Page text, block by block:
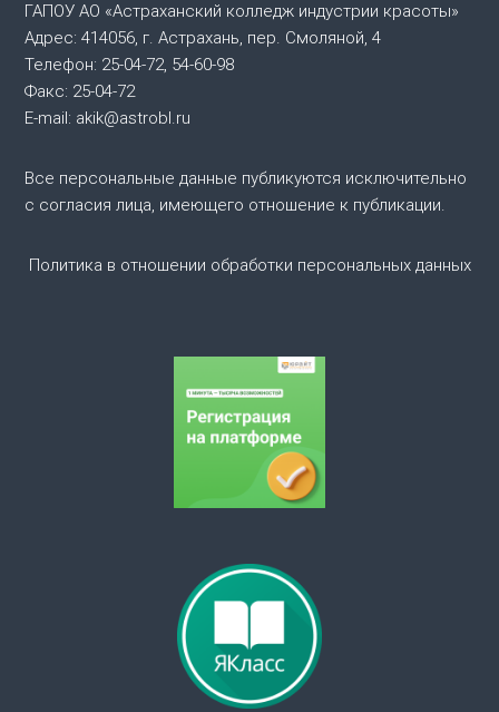
и
я
п
о
а
ГАПОУ АО «Астраханский колледж индустрии красоты»
Адрес: 414056, г. Астрахань, пер. Смоляной, 4
Телефон: 25-04-72, 54-60-98
Факс: 25-04-72
E-mail: akik@astrobl.ru
Все персональные данные публикуются исключительно
с согласия лица, имеющего отношение к публикации.
Политика в отношении обработки персональных данных